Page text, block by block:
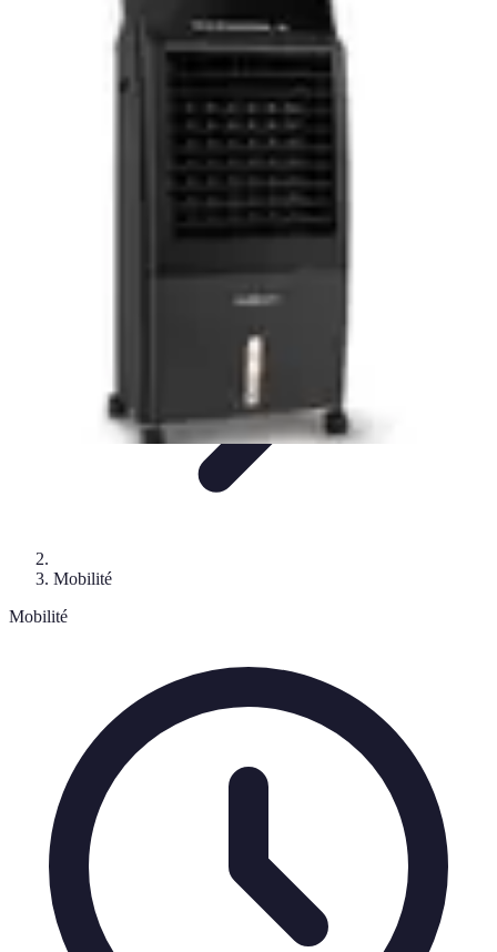
Astuces Pour Économiser
Économies QuotidiennesÉnergie Astuces Quotidiennes
Astuces Pour Économiser
Mobilité
Mobilité